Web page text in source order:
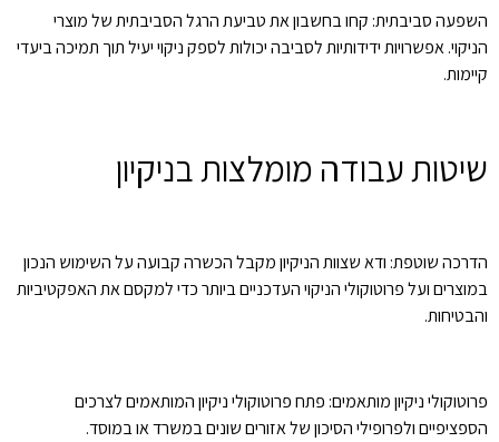
השפעה סביבתית: קחו בחשבון את טביעת הרגל הסביבתית של מוצרי
הניקוי. אפשרויות ידידותיות לסביבה יכולות לספק ניקוי יעיל תוך תמיכה ביעדי
קיימות.
שיטות עבודה מומלצות בניקיון
הדרכה שוטפת: ודא שצוות הניקיון מקבל הכשרה קבועה על השימוש הנכון
במוצרים ועל פרוטוקולי הניקוי העדכניים ביותר כדי למקסם את האפקטיביות
והבטיחות.
פרוטוקולי ניקיון מותאמים: פתח פרוטוקולי ניקיון המותאמים לצרכים
הספציפיים ולפרופילי הסיכון של אזורים שונים במשרד או במוסד.